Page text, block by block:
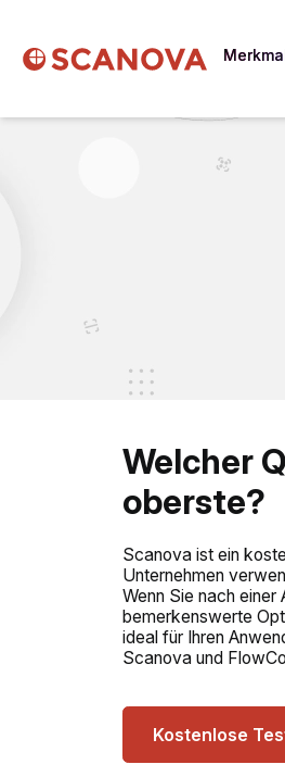
Welcher
oberste?
Scanova ist ein
Unternehmen
Wenn Sie nach
bemerkenswerte
ideal für Ihren
Scanova und
Kostenlose